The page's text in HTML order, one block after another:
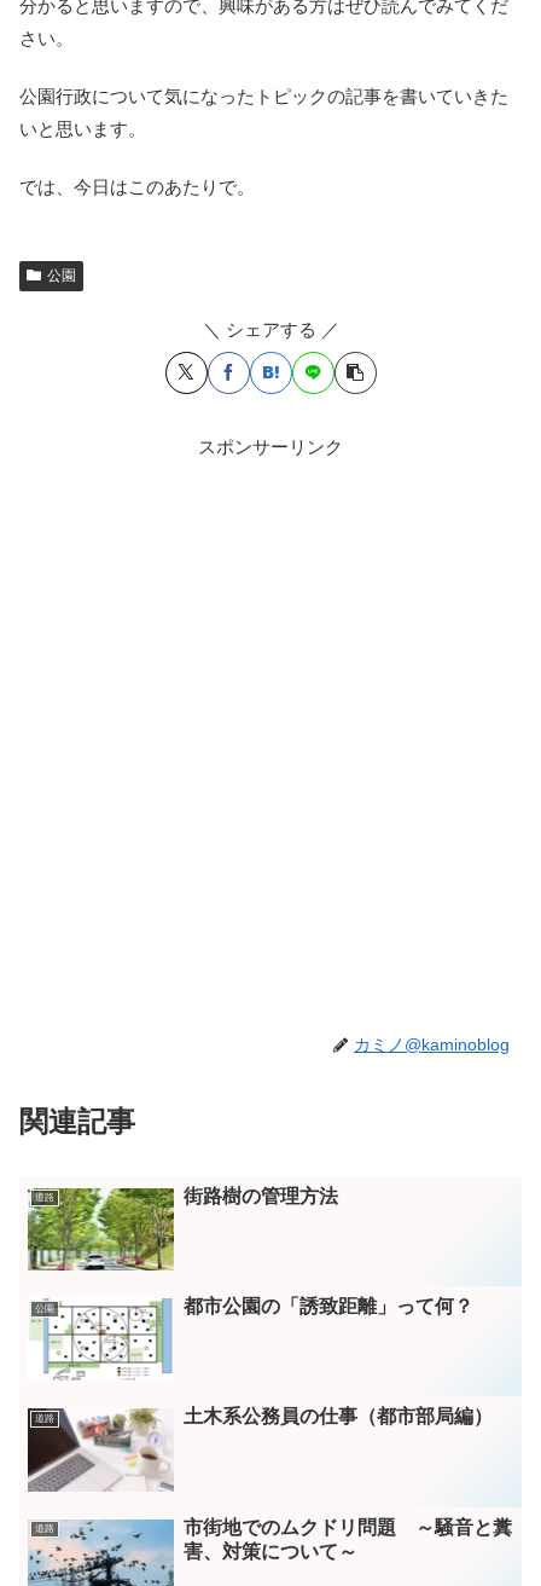
分かると思いますので、興味がある方はぜひ読んでみてくだ
さい。
公園行政について気になったトピックの記事を書いていきた
いと思います。
では、今日はこのあたりで。
公園
＼ シェアする ／
スポンサーリンク
カミノ@kaminoblog
関連記事
道路 街路樹の管理方法
公園 都市公園の「誘致距離」って何？
道路 土木系公務員の仕事（都市部局編）
道路
市街地でのムクドリ問題 ～騒音と糞
害、対策について～